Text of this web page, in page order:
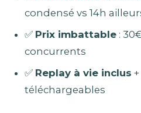
condensé vs 14h
✅ Prix imbattable:
concurrents
✅ Replay à vie inclus
téléchargeables